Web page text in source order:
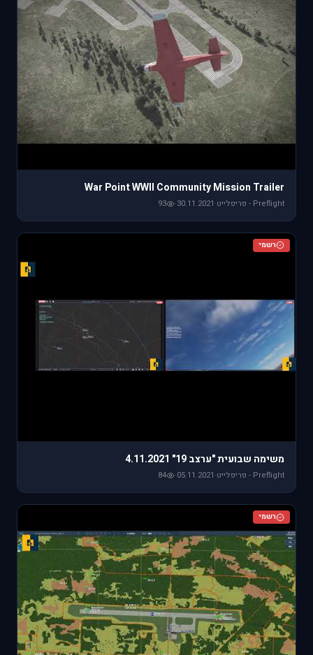
War Point WWII Community Mission Trailer
Preflight - פריפלייט ·
30.11.2021
·
93
רשמי
משימה שבועית "ערצב 19" 4.11.2021
Preflight - פריפלייט ·
05.11.2021
·
84
רשמי